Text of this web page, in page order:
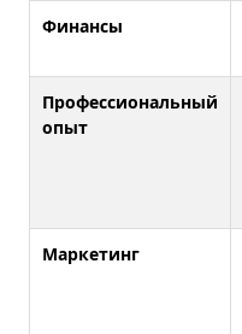
Финансы
Профессиональный
опыт
Маркетинг